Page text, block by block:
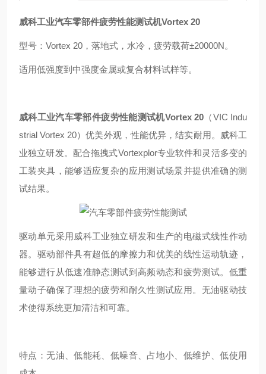
威科工业汽车零部件疲劳性能测试机Vortex 20
型号：Vortex 20， 落地式，水冷， 疲劳载荷±20000N。
适用低强度到中强度金属或复合材料试样等。
威科工业汽车零部件疲劳性能测试机Vortex 20（VIC Indu
strial Vortex 20）优美外观，性能优异，结实耐用。威科工
业独立研发。配合拖拽式Vortexplor专业软件和灵活多变的
工装夹具，能够适应复杂的应用测试场景并提供准确的测
试结果。
驱动单元采用威科工业独立研发和生产的电磁式线性作动
器。驱动部件具有超低的摩擦力和优美的线性运动轨迹，
能够进行从低速准静态测试到高频动态和疲劳测试。低重
量动子确保了理想的疲劳和耐久性测试应用。无油驱动技
术使得系统更加清洁和可靠。
特点：无油、低能耗、低噪音、占地小、低维护、低使用